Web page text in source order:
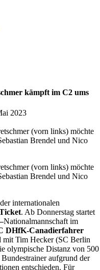
kämpft im C2 ums
2023
(vorn links) möchte
Brendel und Nico
(vorn links) möchte
Brendel und Nico
internationalen
. Ab Donnerstag startet
–Nationalmannschaft im
DHfK-Canadierfahrer
mit Tim Hecker (SC Berlin
olympische Distanz von 500
aufgrund der
entschieden. Für